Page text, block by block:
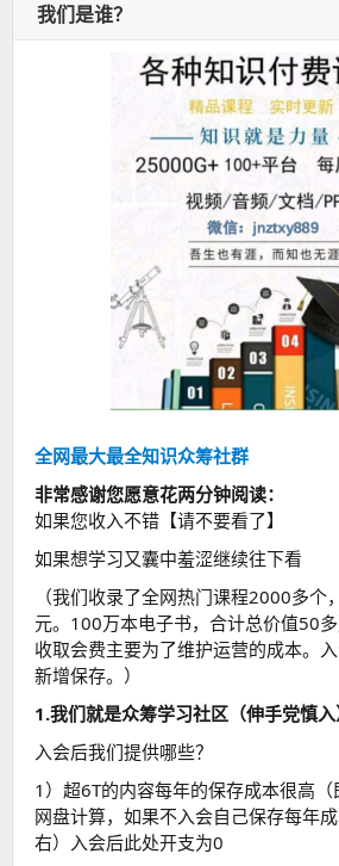
我们是谁？
全网最大最全知识众筹社群
非常感谢您愿意花两分钟阅读：
如果您收入不错【请不要看了】
如果想学习又囊中羞涩继续往下看
（我们收录了全网热门课程2000多个
元。100万本电子书，合计总价值50多
收取会费主要为了维护运营的成本。入
新增保存。）
1.我们就是众筹学习社区（伸手党慎入
入会后我们提供哪些？
1）超6T的内容每年的保存成本很高
网盘计算，如果不入会自己保存每年
右）入会后此处开支为0